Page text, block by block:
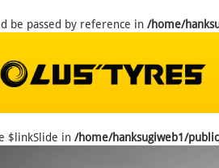
be passed by reference in /home/
$linkSlide in /home/hanksugiweb1/